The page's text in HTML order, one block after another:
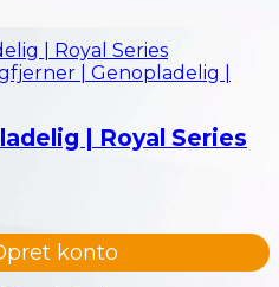
| Royal Series
konto